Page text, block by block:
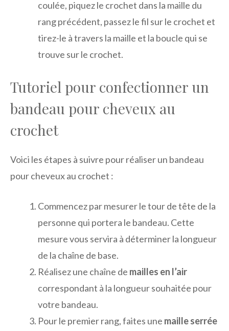
coulée, piquez le crochet dans la maille du
rang précédent, passez le fil sur le crochet et
tirez-le à travers la maille et la boucle qui se
trouve sur le crochet.
Tutoriel pour confectionner un
bandeau pour cheveux au
crochet
Voici les étapes à suivre pour réaliser un bandeau
pour cheveux au crochet :
Commencez par mesurer le tour de tête de la
personne qui portera le bandeau. Cette
mesure vous servira à déterminer la longueur
de la chaîne de base.
Réalisez une chaîne de mailles en l’air
correspondant à la longueur souhaitée pour
votre bandeau.
Pour le premier rang, faites une maille serrée